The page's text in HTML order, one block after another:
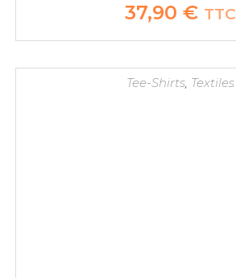
37,90 € TTC
Tee-Shirts, Textiles